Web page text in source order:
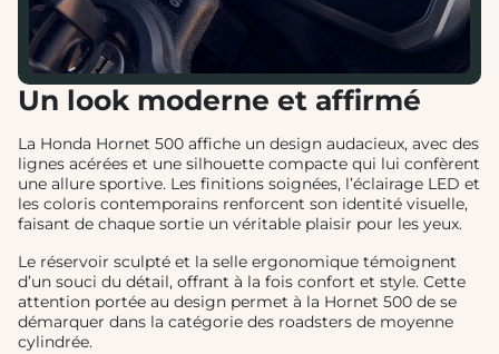
Un look moderne et affirmé
La Honda Hornet 500 affiche un design audacieux, avec des
lignes acérées et une silhouette compacte qui lui confèrent
une allure sportive. Les finitions soignées, l’éclairage LED et
les coloris contemporains renforcent son identité visuelle,
faisant de chaque sortie un véritable plaisir pour les yeux.
Le réservoir sculpté et la selle ergonomique témoignent
d’un souci du détail, offrant à la fois confort et style. Cette
attention portée au design permet à la Hornet 500 de se
démarquer dans la catégorie des roadsters de moyenne
cylindrée.